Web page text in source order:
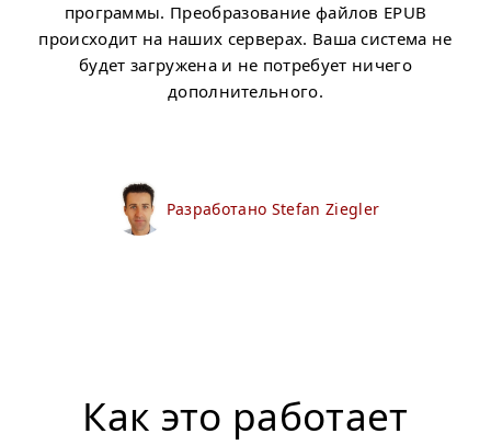
программы. Преобразование файлов EPUB
происходит на наших серверах. Ваша система не
будет загружена и не потребует ничего
дополнительного.
Разработано Stefan Ziegler
Как это работает